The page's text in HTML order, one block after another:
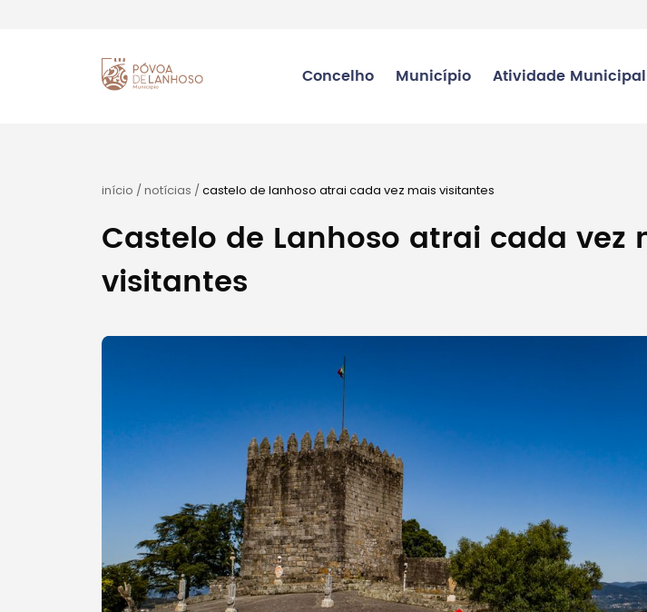
Concelho Município Atividade Municipal
início /notícias /castelo de lanhoso atrai cada vez mais visitantes
Castelo de Lanhoso atrai cada vez
visitantes